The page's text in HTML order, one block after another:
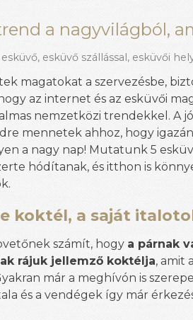
a nagyvilágból,
esküvő, esküvő szállással, esküvői
magatokat a szervezésbe,
az internet és az esküvői
nemzetközi trendekkel. A
mennetek ahhoz, hogy igazán
a nagy nap! Mutatunk 5
hódítanak, és itthon is
koktél, a saját
számít, hogy a párnak
rájuk jellemző koktélja, amit
már a meghívón is
és a vendégek így már